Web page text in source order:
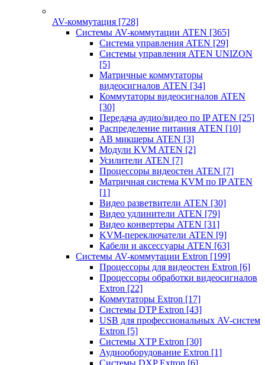
AV-коммутация [728]
Системы AV-коммутации ATEN [365]
Система управления ATEN [29]
Системы управления ATEN UNIZON
[5]
Матричные коммутаторы
видеосигналов ATEN [34]
Коммутаторы видеосигналов ATEN
[30]
Передача аудио/видео по IP ATEN [25]
Распределение питания ATEN [10]
АВ микшеры ATEN [3]
Модули KVM ATEN [2]
Усилители ATEN [7]
Процессоры видеостен ATEN [7]
Матричная система KVM по IP ATEN
[1]
Видео разветвители ATEN [30]
Видео удлинители ATEN [79]
Видео конвертеры ATEN [31]
KVM-переключатели ATEN [9]
Кабели и аксессуары ATEN [63]
Системы AV-коммутации Extron [199]
Процессоры для видеостен Extron [6]
Процессоры обработки видеосигналов
Extron [22]
Коммутаторы Extron [17]
Системы DTP Extron [43]
USB для профессиональных AV-систем
Extron [5]
Системы XTP Extron [30]
Аудиооборудование Extron [1]
Системы DXP Extron [6]